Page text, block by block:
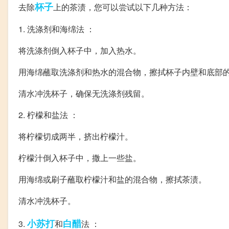
去除杯子上的茶渍，您可以尝试以下几种方法：
1. 洗涤剂和海绵法 ：
将洗涤剂倒入杯子中，加入热水。
用海绵蘸取洗涤剂和热水的混合物，擦拭杯子内壁和底部
清水冲洗杯子，确保无洗涤剂残留。
2. 柠檬和盐法 ：
将柠檬切成两半，挤出柠檬汁。
柠檬汁倒入杯子中，撒上一些盐。
用海绵或刷子蘸取柠檬汁和盐的混合物，擦拭茶渍。
清水冲洗杯子。
3. 小苏打和白醋法 ：